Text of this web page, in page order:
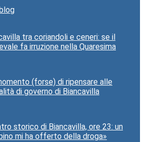
tra coriandoli e ceneri: se il
fa irruzione nella Quaresima
(forse) di ripensare alle
di governo di Biancavilla
storico di Biancavilla, ore 23: un
mi ha offerto della droga»